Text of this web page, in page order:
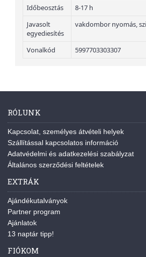
Időbeosztás
8-17 h
Javasolt
egyediesítés
vakdombor nyomás,
Vonalkód 5997703303307
RÓLUNK
Kapcsolat, személyes átvételi helyek
Szállítással kapcsolatos információ
Adatvédelmi és adatkezelési szabályzat
Általános szerződési feltételek
EXTRÁK
Ajándékutalványok
Partner program
Ajánlatok
13 naptár tipp!
FIÓKOM